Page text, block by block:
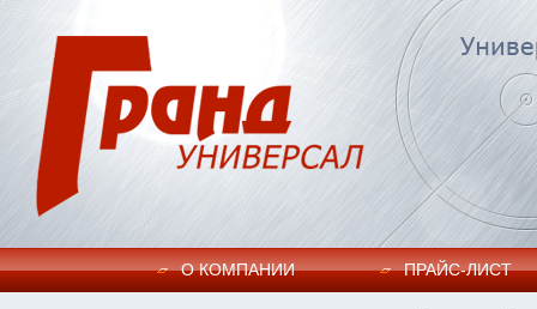
О КОМПАНИИ ПРАЙC-ЛИСТ